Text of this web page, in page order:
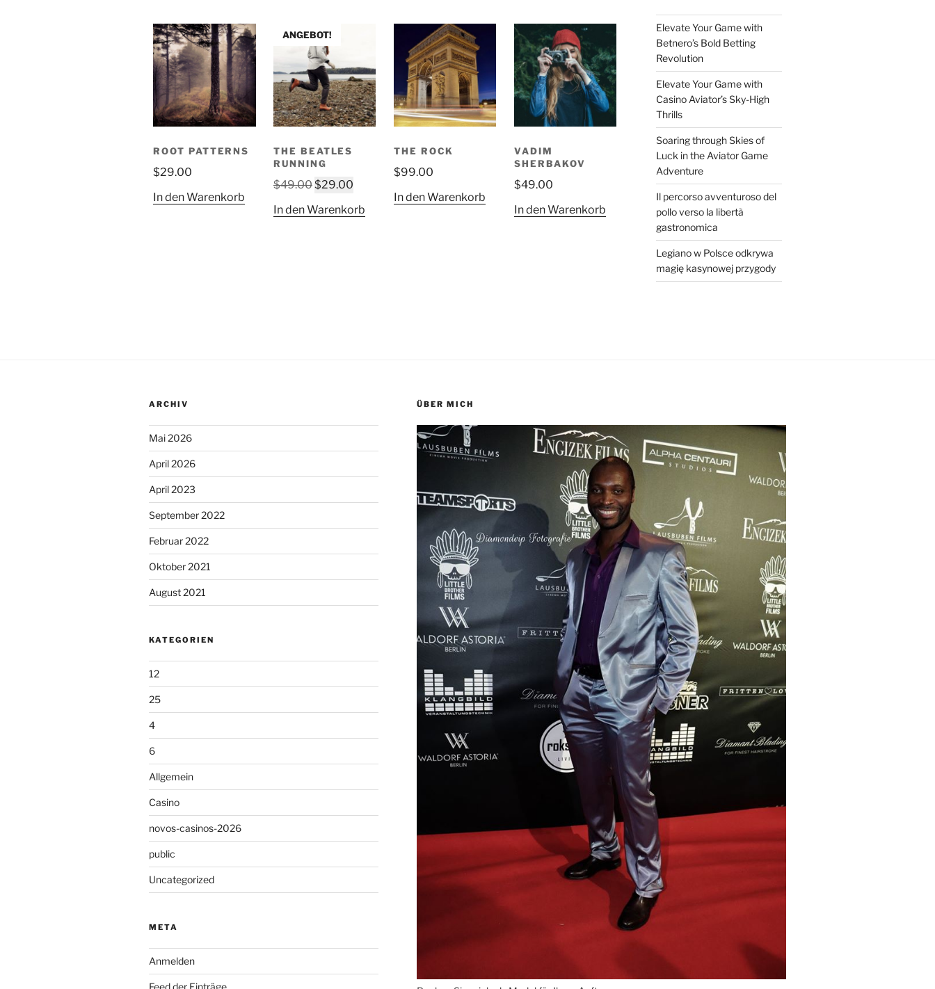
ROOT PATTERNS
$29.00
In den Warenkorb
ANGEBOT!
THE BEATLES
RUNNING
$49.00Ursprünglicher
war:
$29.00Aktueller
ist:
In den Warenkorb
THE ROCK
$99.00
In den Warenkorb
VADIM
SHERBAKOV
$49.00
In den Warenkorb
Elevate Your Game with
Betnero’s Bold Betting
Revolution
Elevate Your Game with
Casino Aviator’s Sky-High
Thrills
Soaring through Skies of
Luck in the Aviator Game
Adventure
Il percorso avventuroso del
pollo verso la libertà
gastronomica
Legiano w Polsce odkrywa
magię kasynowej przygody
ARCHIV
Mai 2026
April 2026
April 2023
September 2022
Februar 2022
Oktober 2021
August 2021
KATEGORIEN
12
25
4
6
Allgemein
Casino
novos-casinos-2026
public
Uncategorized
META
Anmelden
ÜBER MICH